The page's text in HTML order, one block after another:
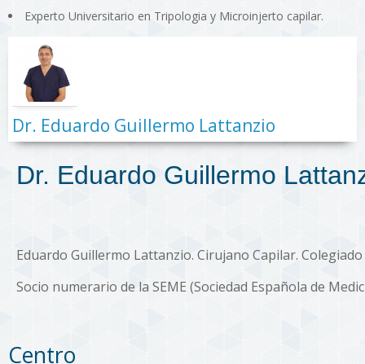
Experto Universitario en Tripologia y Microinjerto capilar.
Dr. Eduardo Guillermo Lattanzio
Dr. Eduardo Guillermo
Eduardo Guillermo Lattanzio. Cirujano Capilar.
Socio numerario de la SEME (Sociedad Española de
Centro